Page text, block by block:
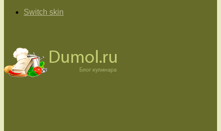
Switch skin